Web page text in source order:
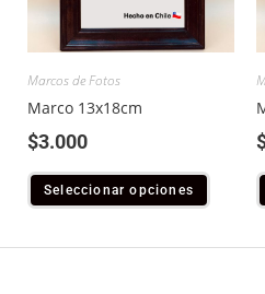
Marcos de Fotos
Marco 13x18cm
$3.000
Seleccionar opciones